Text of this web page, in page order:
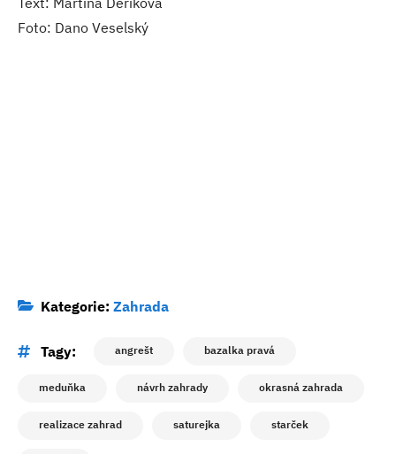
Foto: Dano Veselský
Kategorie: Zahrada
Tagy: angrešt bazalka pravá
meduňka návrh zahrady okrasná zahrada
realizace zahrad saturejka starček